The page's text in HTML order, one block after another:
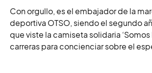
Con orgullo, es el embajador de la
deportiva OTSO, siendo el segundo
que viste la camiseta solidaria ‘Somos
carreras para concienciar sobre el